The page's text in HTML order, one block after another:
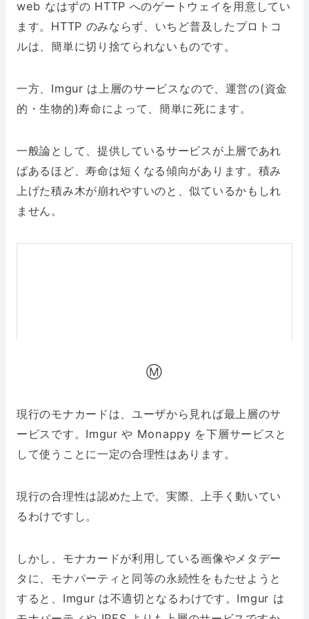
web なはずの HTTP へのゲートウェイを用意してい
ます。HTTP のみならず、いちど普及したプロトコ
ルは、簡単に切り捨てられないものです。
一方、Imgur は上層のサービスなので、運営の(資金
的・生物的)寿命によって、簡単に死にます。
一般論として、提供しているサービスが上層であれ
ばあるほど、寿命は短くなる傾向があります。積み
上げた積み木が崩れやすいのと、似ているかもしれ
ません。
Ⓜ️
現行のモナカードは、ユーザから見れば最上層のサ
ービスです。Imgur や Monappy を下層サービスと
して使うことに一定の合理性はあります。
現行の合理性は認めた上で。実際、上手く動いてい
るわけですし。
しかし、モナカードが利用している画像やメタデー
タに、モナパーティと同等の永続性をもたせようと
すると、Imgur は不適切となるわけです。Imgur は